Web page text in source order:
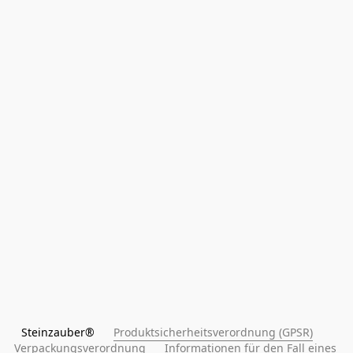
Steinzauber® Produktsicherheitsverordnung (GPSR)
Verpackungsverordnung
Informationen für den Fall eines